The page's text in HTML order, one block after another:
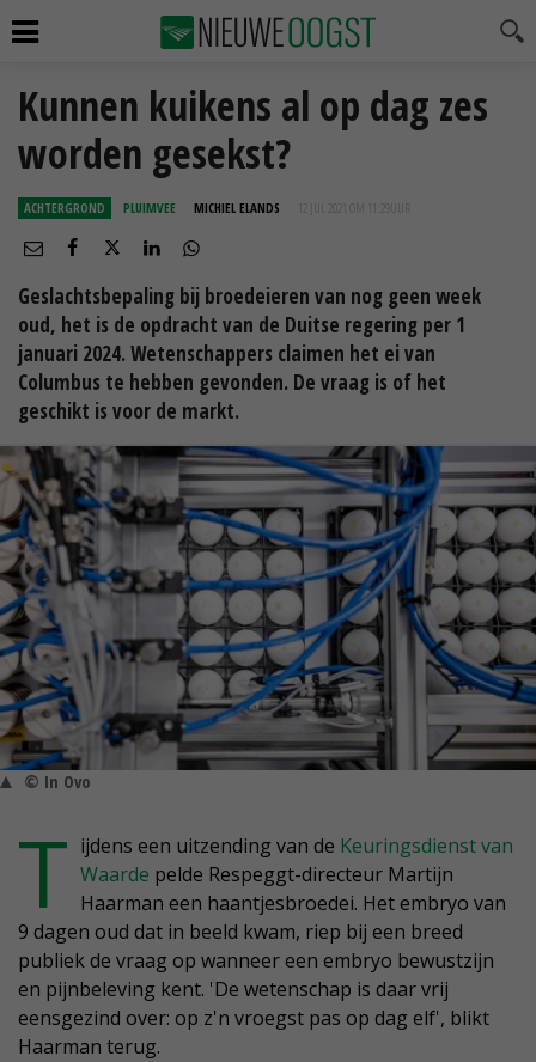
Kunnen kuikens al op dag zes
worden gesekst?
ACHTERGROND PLUIMVEE MICHIEL ELANDS 12 JUL 2021 OM 11:29
Geslachtsbepaling bij broedeieren van nog geen week
oud, het is de opdracht van de Duitse regering per 1
januari 2024. Wetenschappers claimen het ei van
Columbus te hebben gevonden. De vraag is of het
geschikt is voor de markt.
© In Ovo
T ijdens een uitzending van de Keuringsdienst van
Waarde pelde Respeggt-directeur Martijn
Haarman een haantjesbroedei. Het embryo van
9 dagen oud dat in beeld kwam, riep bij een breed
publiek de vraag op wanneer een embryo bewustzijn
en pijnbeleving kent. 'De wetenschap is daar vrij
eensgezind over: op z'n vroegst pas op dag elf', blikt
Haarman terug.